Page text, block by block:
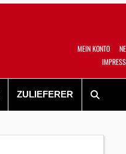
MEIN KONTO
ZULIEFERER